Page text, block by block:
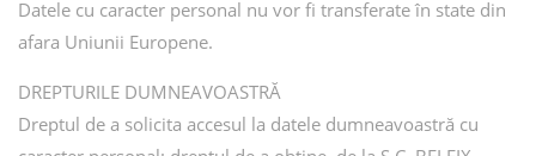
Datele cu caracter personal nu vor fi transferate în state din
afara Uniunii Europene.
DREPTURILE DUMNEAVOASTRĂ
Dreptul de a solicita accesul la datele dumneavoastră cu